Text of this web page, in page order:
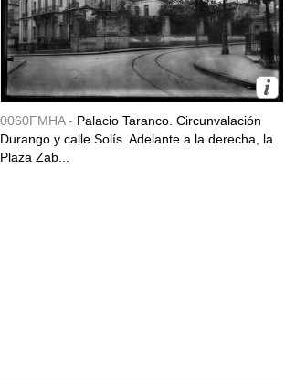
0060FMHA - Palacio Taranco. Circunvalación
Durango y calle Solís. Adelante a la derecha, la
Plaza Zab...